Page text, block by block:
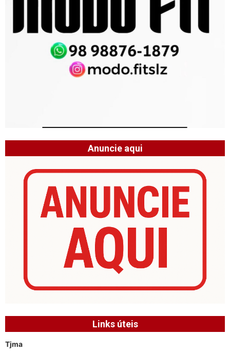
Anuncie aqui
Links úteis
Tjma